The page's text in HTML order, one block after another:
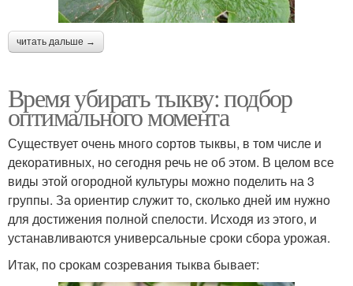
читать дальше →
Время убирать тыкву: подбор
оптимального момента
Существует очень много сортов тыквы, в том числе и
декоративных, но сегодня речь не об этом. В целом все
виды этой огородной культуры можно поделить на 3
группы. За ориентир служит то, сколько дней им нужно
для достижения полной спелости. Исходя из этого, и
устанавливаются универсальные сроки сбора урожая.
Итак, по срокам созревания тыква бывает: